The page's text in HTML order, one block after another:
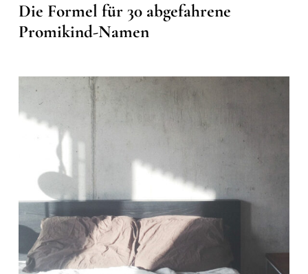
Die Formel für 30 abgefahrene
Promikind-Namen